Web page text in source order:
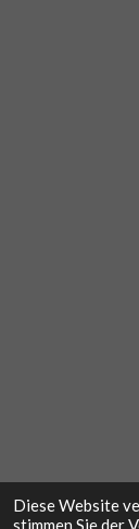
Diese Website
stimmen Sie der